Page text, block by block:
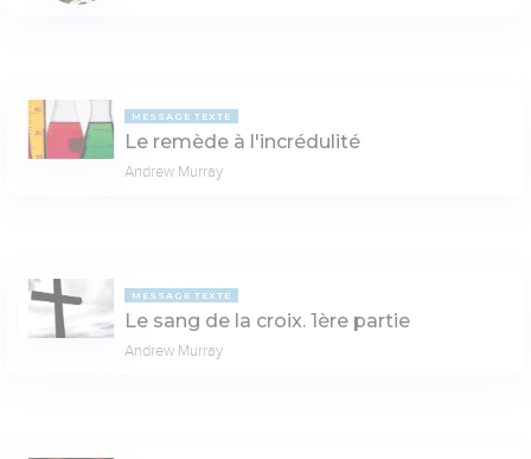
MESSAGE TEXTE
Le remède à l'incrédulité
Andrew Murray
MESSAGE TEXTE
Le sang de la croix. 1ère partie
Andrew Murray